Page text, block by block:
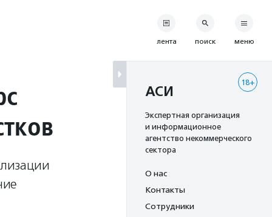
лента поиск меню
18+
АСИ
Экспертная организация
и информационное
агентство некоммерческого
сектора
О нас
Контакты
Сотрудники